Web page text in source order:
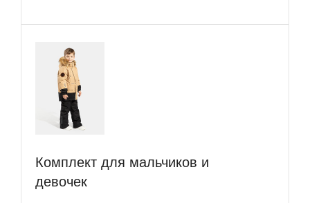
Комплект для мальчиков и
девочек